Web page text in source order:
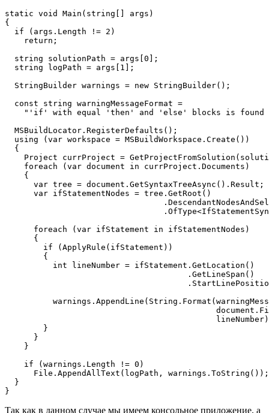
static void Main(string[] args)
{
  if (args.Length != 2)
    return;
  string solutionPath = args[0];
  string logPath = args[1];
  StringBuilder warnings = new StringBuilder();
  const string warningMessageFormat =
"'if' with equal 'then' and 'else' blocks is found
  MSBuildLocator.RegisterDefaults();
  using (var workspace = MSBuildWorkspace.Create())
  {
Project currProject =
    foreach (var document in currProject.Documents)
    {
      var tree = document.GetSyntaxTreeAsync().Result;
      var ifStatementNodes = tree.GetRoot()
      foreach (var ifStatement in ifStatementNodes)
      {
        if (ApplyRule(ifStatement))
        {
          int lineNumber = ifStatement.GetLocation()
                                      .GetLineSpan()
        }
      }
    }
    if (warnings.Length != 0)
      File.AppendAllText(logPath, warnings.ToString());
  }
}
Так как в данном случае мы имеем консольное приложение, а